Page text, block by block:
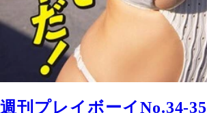
週刊プレイボーイNo.34-35